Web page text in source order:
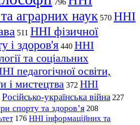
796
аграрних наук 570 ННІ
511 ННІ фізичної
і здоров'я 440 ННІ
та соціальних
педагогічної освіти,
і мистецтва 372 ННІ
Російсько-українська війна 227
спорту та здоров’я 208
176 ННІ інформаційних та